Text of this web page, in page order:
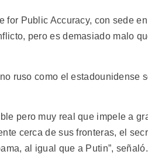
for Public Accuracy, con sede
pero es demasiado malo
ruso como el estadounidense
pero muy real que impele a
cerca de sus fronteras, el
al igual que a Putin”, señaló.